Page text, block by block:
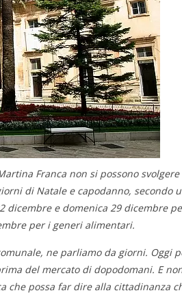
Franca non si possono
di Natale e capodanno, secondo
dicembre e domenica 29 dicembre
per i generi alimentari.
ne parliamo da giorni. Oggi
del mercato di dopodomani. E
che possa far dire alla cittadinanza